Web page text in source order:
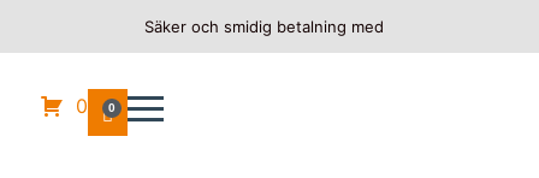
Säker och smidig betalning med
0 0
/MONSTER 620/ 2005
2005